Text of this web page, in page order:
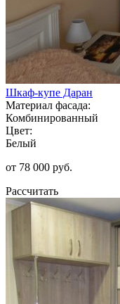
Шкаф-купе Даран
Материал фасада:
Комбинированный
Цвет:
Белый
от 78 000 руб.
Рассчитать